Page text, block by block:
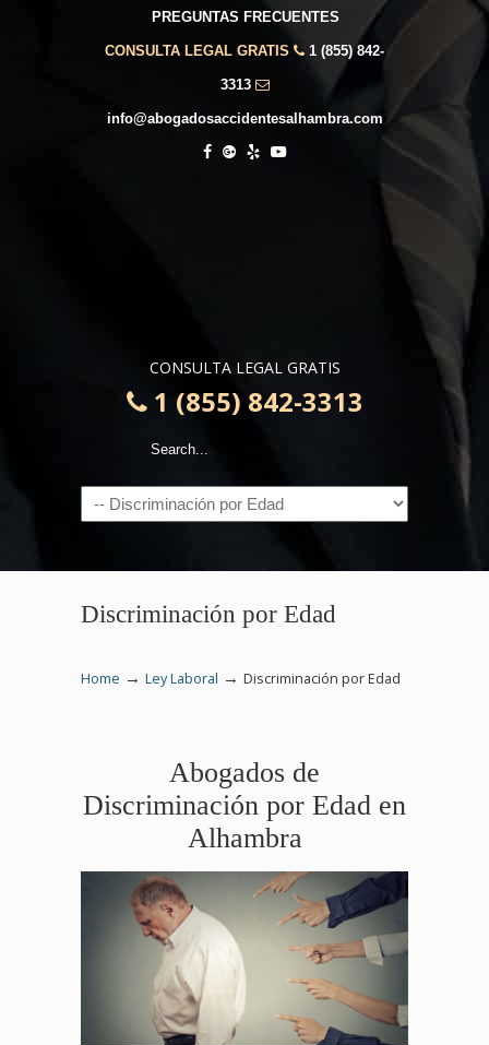
PREGUNTAS FRECUENTES
CONSULTA LEGAL GRATIS 1 (855) 842-
3313
info@abogadosaccidentesalhambra.com
CONSULTA LEGAL GRATIS
1 (855) 842-3313
Navigation
Discriminación por Edad
Home → Ley Laboral → Discriminación por Edad
Abogados de
Discriminación por Edad en
Alhambra